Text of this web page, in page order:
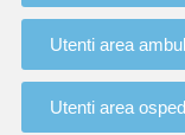
Utenti area
Utenti area